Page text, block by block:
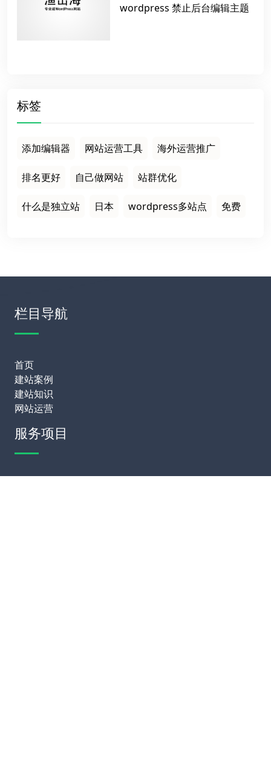
wordpress 禁止后台编辑主题
标签
添加编辑器 网站运营工具 海外运营推广
排名更好 自己做网站 站群优化
什么是独立站 日本 wordpress多站点 免费
栏目导航
首页
建站案例
建站知识
网站运营
服务项目